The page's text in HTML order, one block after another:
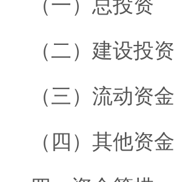
（二）建设投资
（三）流动资金
（四）其他资金